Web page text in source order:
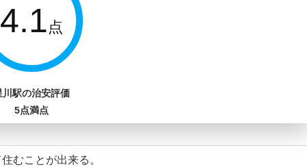
4.1 点
川駅の治安評価
5点満点
むことが出来る。